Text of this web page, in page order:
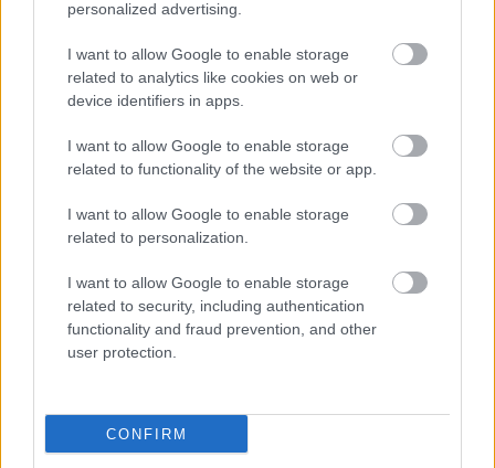
personalized advertising.
I want to allow Google to enable storage
related to analytics like cookies on web or
device identifiers in apps.
I want to allow Google to enable storage
related to functionality of the website or app.
I want to allow Google to enable storage
related to personalization.
I want to allow Google to enable storage
related to security, including authentication
functionality and fraud prevention, and other
user protection.
CONFIRM
Rally (Rally2) +4:18:36
13 #26 Konrad Dabrowski (POL) KTM 450 Rally
(Rally2) +4:38:21
14 #28 Nerimantas Jucius (LTU) Honda CRF 450
Rally (Rally2) +4:50:07
15 #98 Mason Klein (USA) Hoto 450 Rally
+4:57:08
16 #57 Khaliunbold Erdenebileg (ARM) KTM 450
Rally (Rally2) +5:00:08
(Rally2) +5:32:25
18 #39 Benjamin Melot (FRA) KTM 450 Rally